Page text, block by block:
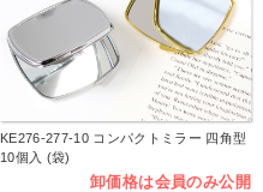
KE276-277-10 コンパクトミラー 四角型
10個入 (袋)
卸価格は会員のみ公開